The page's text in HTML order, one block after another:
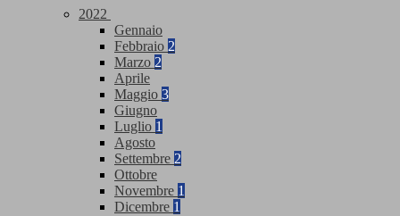
2022
Gennaio
Febbraio 2
Marzo 2
Aprile
Maggio 3
Giugno
Luglio 1
Agosto
Settembre 2
Ottobre
Novembre 1
Dicembre 1